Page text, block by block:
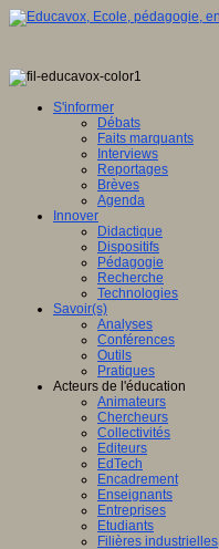
S'informer
Débats
Faits marquants
Interviews
Reportages
Brèves
Agenda
Innover
Didactique
Dispositifs
Pédagogie
Recherche
Technologies
Savoir(s)
Analyses
Conférences
Outils
Pratiques
Acteurs de l'éducation
Animateurs
Chercheurs
Collectivités
Editeurs
EdTech
Encadrement
Enseignants
Entreprises
Etudiants
Filières industrielles